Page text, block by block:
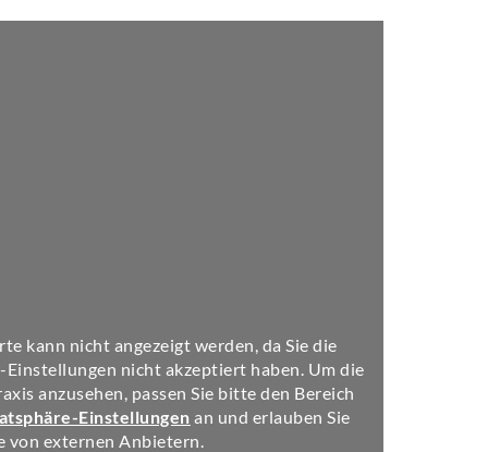
kann nicht angezeigt werden, da Sie die
nicht akzeptiert haben. Um die
anzusehen, passen Sie bitte den Bereich
Einstellungen an und erlauben Sie
von externen Anbietern.